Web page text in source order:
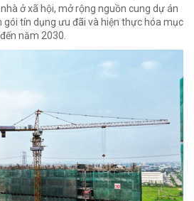
ở xã hội, mở rộng nguồn cung dự án
tín dụng ưu đãi và hiện thực hóa mục
năm 2030.